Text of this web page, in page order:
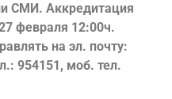
СМИ. Аккредитация
февраля 12:00ч.
на эл. почту:
954151, моб. тел.